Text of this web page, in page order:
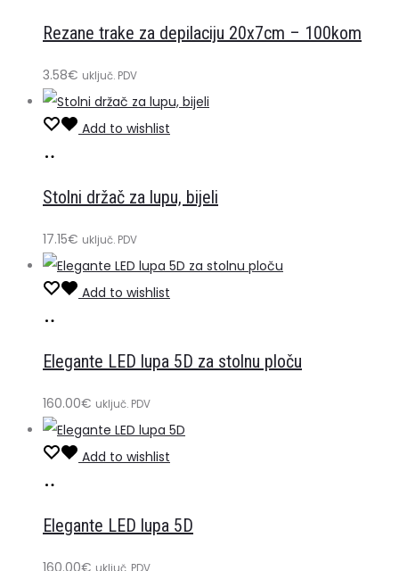
košaricu
Rezane trake za depilaciju 20x7cm – 100kom
3.58€ uključ. PDV
Add to wishlist
košaricu
Stolni držač za lupu, bijeli
17.15€ uključ. PDV
Add to wishlist
košaricu
Elegante LED lupa 5D za stolnu ploču
160.00€ uključ. PDV
Add to wishlist
košaricu
Elegante LED lupa 5D
160.00€ uključ. PDV